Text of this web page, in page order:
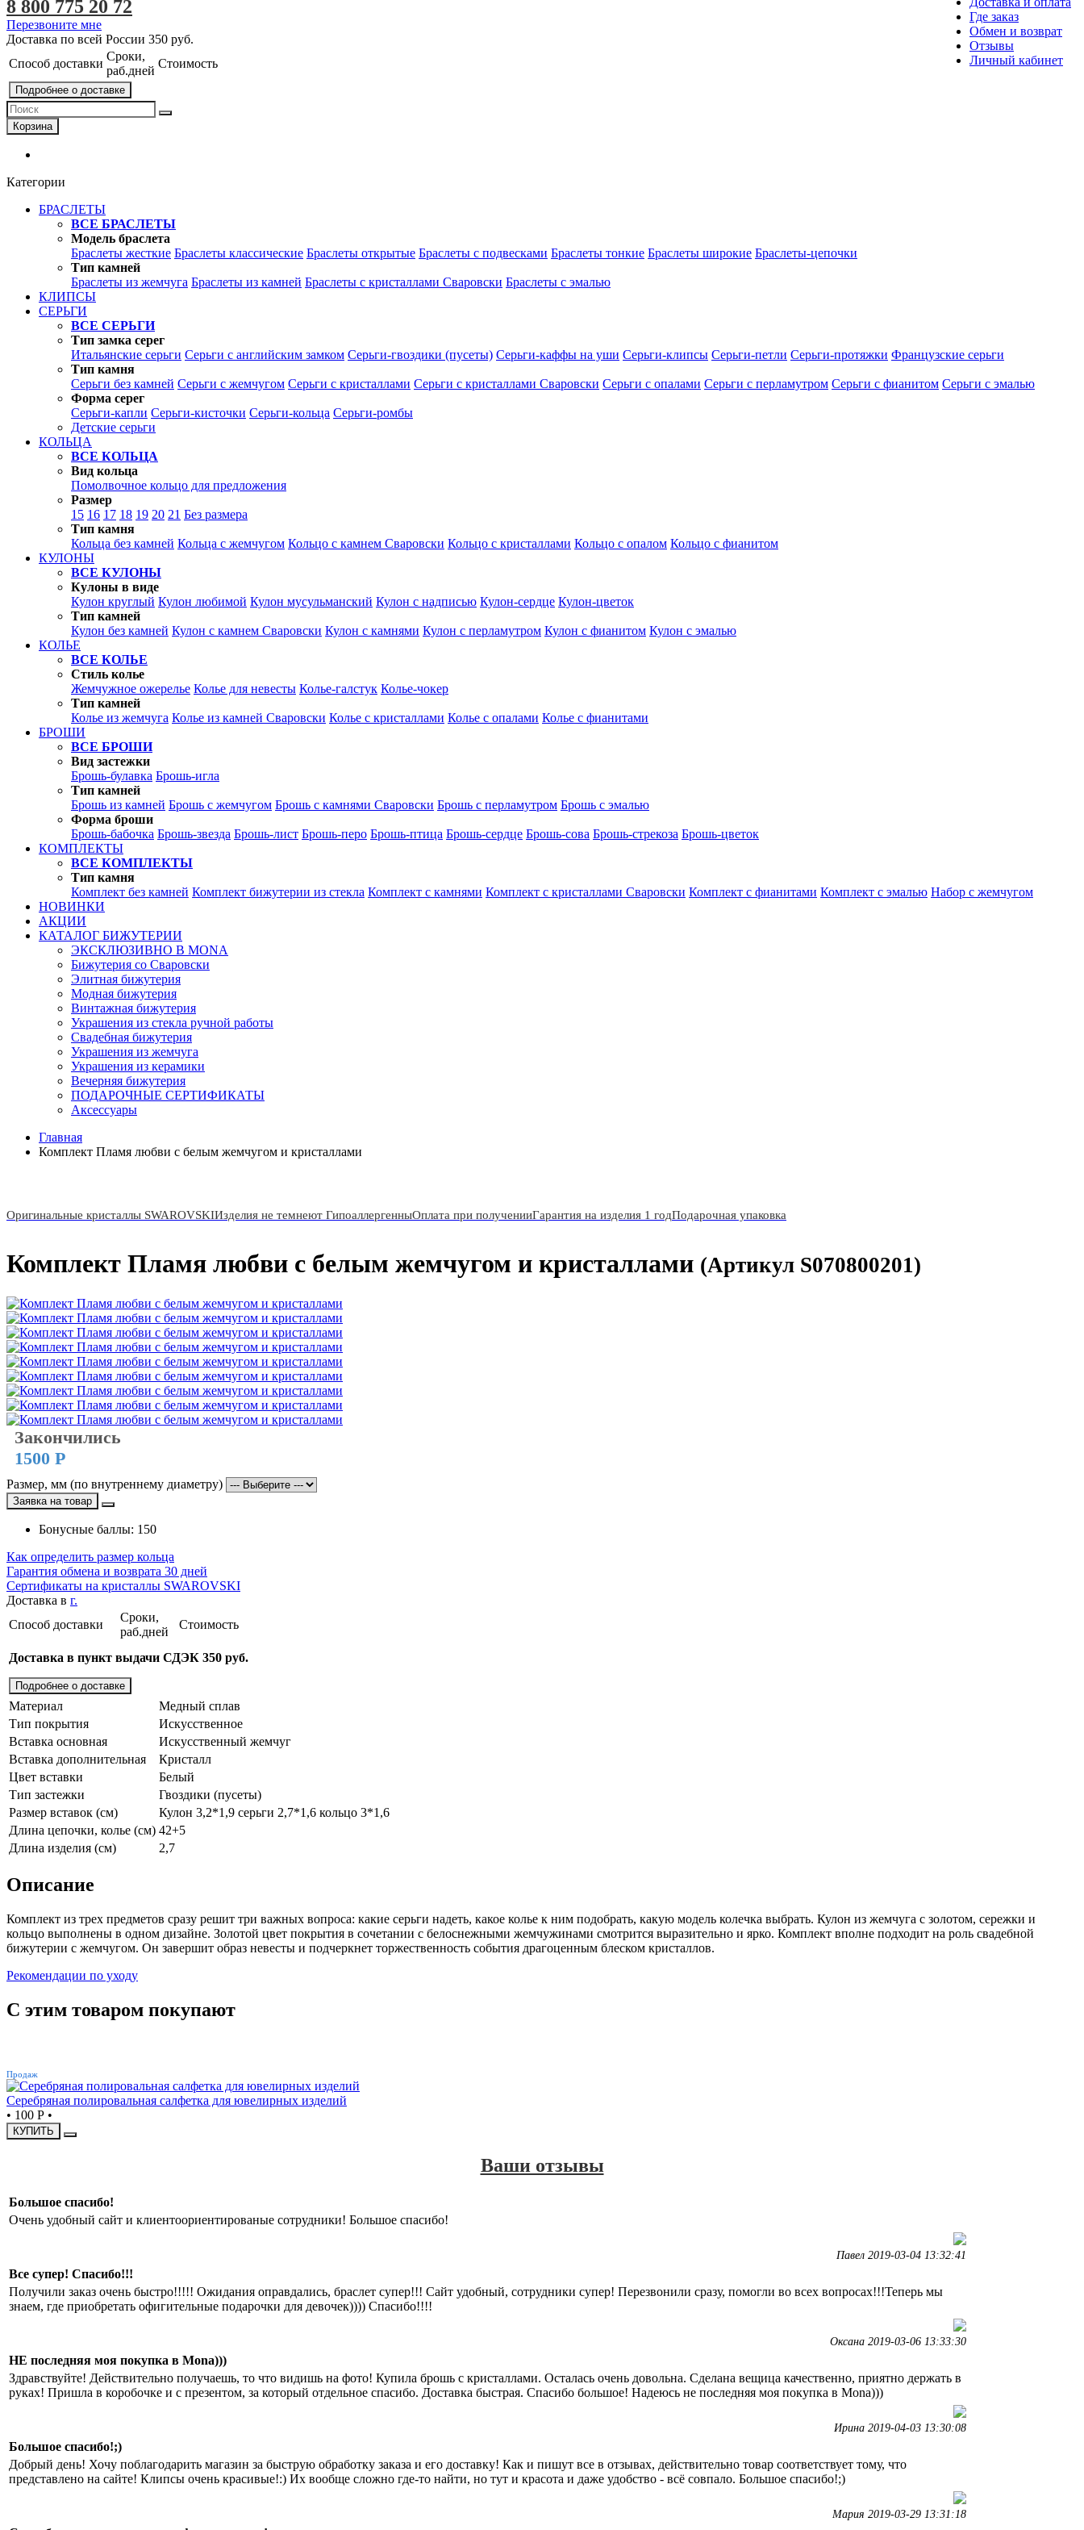
Где заказ
Обмен и возврат
Отзывы
Личный кабинет
8 800 775 20 72
Перезвоните мне
Доставка по всей России 350 руб.
Способ доставки
Сроки,
раб.дней
Стоимость
Подробнее о доставке
Корзина
Категории
БРАСЛЕТЫ
ВСЕ БРАСЛЕТЫ
Модель браслета
Браслеты жесткие Браслеты классические Браслеты открытые Браслеты с подвесками Браслеты тонкие Браслеты широкие Браслеты-цепочки
Тип камней
Браслеты из жемчуга Браслеты из камней Браслеты с кристаллами Сваровски Браслеты с эмалью
КЛИПСЫ
СЕРЬГИ
ВСЕ СЕРЬГИ
Тип замка серег
Итальянские серьги Серьги с английским замком Серьги-гвоздики (пусеты) Серьги-каффы на уши Серьги-клипсы Серьги-петли Серьги-протяжки Французские серьги
Тип камня
Серьги без камней Серьги с жемчугом Серьги с кристаллами Серьги с кристаллами Сваровски Серьги с опалами Серьги с перламутром Серьги с фианитом Серьги с эмалью
Форма серег
Серьги-капли Серьги-кисточки Серьги-кольца Серьги-ромбы
Детские серьги
КОЛЬЦА
ВСЕ КОЛЬЦА
Вид кольца
Помолвочное кольцо для предложения
Размер
15 16 17 18 19 20 21 Без размера
Тип камня
Кольца без камней Кольца с жемчугом Кольцо с камнем Сваровски Кольцо с кристаллами Кольцо с опалом Кольцо с фианитом
КУЛОНЫ
ВСЕ КУЛОНЫ
Кулоны в виде
Кулон круглый Кулон любимой Кулон мусульманский Кулон с надписью Кулон-сердце Кулон-цветок
Тип камней
Кулон без камней Кулон с камнем Сваровски Кулон с камнями Кулон с перламутром Кулон с фианитом Кулон с эмалью
КОЛЬЕ
ВСЕ КОЛЬЕ
Стиль колье
Жемчужное ожерелье Колье для невесты Колье-галстук Колье-чокер
Тип камней
Колье из жемчуга Колье из камней Сваровски Колье с кристаллами Колье с опалами Колье с фианитами
БРОШИ
ВСЕ БРОШИ
Вид застежки
Брошь-булавка Брошь-игла
Тип камней
Брошь из камней Брошь с жемчугом Брошь с камнями Сваровски Брошь с перламутром Брошь с эмалью
Форма броши
Брошь-бабочка Брошь-звезда Брошь-лист Брошь-перо Брошь-птица Брошь-сердце Брошь-сова Брошь-стрекоза Брошь-цветок
КОМПЛЕКТЫ
ВСЕ КОМПЛЕКТЫ
Тип камня
Комплект без камней Комплект бижутерии из стекла Комплект с камнями Комплект с кристаллами Сваровски Комплект с фианитами Комплект с эмалью Набор с жемчугом
НОВИНКИ
АКЦИИ
КАТАЛОГ БИЖУТЕРИИ
ЭКСКЛЮЗИВНО В MONA
Бижутерия со Сваровски
Элитная бижутерия
Модная бижутерия
Винтажная бижутерия
Украшения из стекла ручной работы
Свадебная бижутерия
Украшения из жемчуга
Украшения из керамики
Вечерняя бижутерия
ПОДАРОЧНЫЕ СЕРТИФИКАТЫ
Аксессуары
Главная
Комплект Пламя любви с белым жемчугом и кристаллами
Оригинальные кристаллы SWAROVSKIИзделия не темнеют ГипоаллергенныОплата при полученииГарантия на изделия 1 годПодарочная упаковка
Комплект Пламя любви с белым жемчугом и кристаллами (Артикул S070800201)
Закончились
1500 Р
Размер, мм (по внутреннему диаметру)
Заявка на товар
Бонусные баллы: 150
Как определить размер кольца
Гарантия обмена и возврата 30 дней
Сертификаты на кристаллы SWAROVSKI
Доставка в г.
Способ доставки
Сроки,
раб.дней
Стоимость
Доставка в пункт выдачи СДЭК 350 руб.
Подробнее о доставке
Материал
Медный сплав
Тип покрытия
Искусственное
Вставка основная
Искусственный жемчуг
Вставка дополнительная
Кристалл
Цвет вставки
Белый
Тип застежки
Гвоздики (пусеты)
Размер вставок (см)
Кулон 3,2*1,9 серьги 2,7*1,6 кольцо 3*1,6
Длина цепочки, колье (см) 42+5
Длина изделия (см)
2,7
Описание
Комплект из трех предметов сразу решит три важных вопроса: какие серьги надеть, какое колье к ним подобрать, какую модель колечка выбрать. Кулон из жемчуга с золотом, сережки и
кольцо выполнены в одном дизайне. Золотой цвет покрытия в сочетании с белоснежными жемчужинами смотрится выразительно и ярко. Комплект вполне подходит на роль свадебной
бижутерии с жемчугом. Он завершит образ невесты и подчеркнет торжественность события драгоценным блеском кристаллов.
Рекомендации по уходу
С этим товаром покупают
Продаж
Серебряная полировальная салфетка для ювелирных изделий
• 100 Р •
КУПИТЬ
Ваши отзывы
Большое спасибо!
Очень удобный сайт и клиентоориентированые сотрудники! Большое спасибо!
Павел 2019-03-04 13:32:41
Все супер! Спасибо!!!
Получили заказ очень быстро!!!!! Ожидания оправдались, браслет супер!!! Сайт удобный, сотрудники супер! Перезвонили сразу, помогли во всех вопросах!!!Теперь мы
знаем, где приобретать офигительные подарочки для девочек)))) Спасибо!!!!
Оксана 2019-03-06 13:33:30
НЕ последняя моя покупка в Mona)))
Здравствуйте! Действительно получаешь, то что видишь на фото! Купила брошь с кристаллами. Осталась очень довольна. Сделана вещица качественно, приятно держать в
руках! Пришла в коробочке и с презентом, за который отдельное спасибо. Доставка быстрая. Спасибо большое! Надеюсь не последняя моя покупка в Mona)))
Ирина 2019-04-03 13:30:08
Большое спасибо!;)
Добрый день! Хочу поблагодарить магазин за быструю обработку заказа и его доставку! Как и пишут все в отзывах, действительно товар соответствует тому, что
представлено на сайте! Клипсы очень красивые!:) Их вообще сложно где-то найти, но тут и красота и даже удобство - всё совпало. Большое спасибо!;)
Мария 2019-03-29 13:31:18